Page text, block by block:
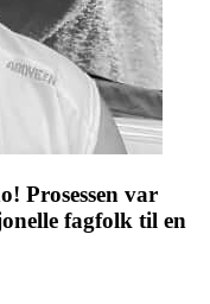
Prosessen var
fagfolk til en